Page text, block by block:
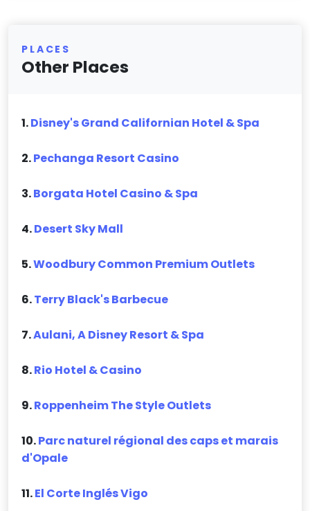
PLACES
Other Places
1.Disney's Grand Californian Hotel & Spa
2.Pechanga Resort Casino
3.Borgata Hotel Casino & Spa
4.Desert Sky Mall
5.Woodbury Common Premium Outlets
6.Terry Black's Barbecue
7.Aulani, A Disney Resort & Spa
8.Rio Hotel & Casino
9.Roppenheim The Style Outlets
10.Parc naturel régional des caps et marais
d'Opale
11.El Corte Inglés Vigo